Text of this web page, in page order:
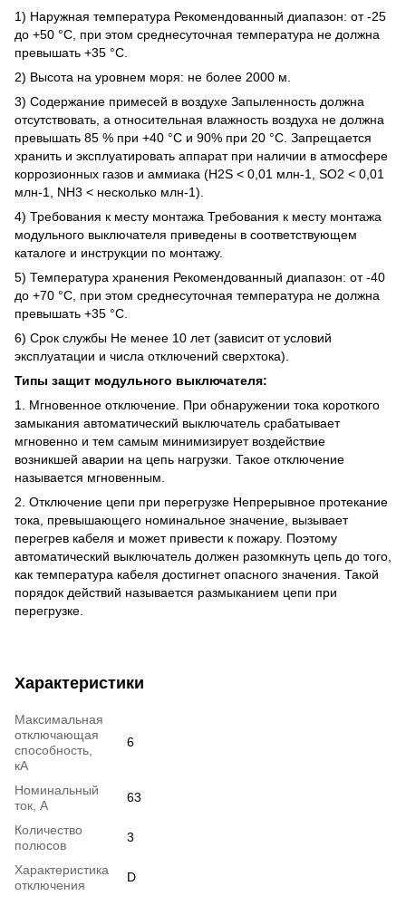
1) Наружная температура Рекомендованный диапазон: от -25
до +50 °C, при этом среднесуточная температура не должна
превышать +35 °C.
2) Высота на уровнем моря: не более 2000 м.
3) Содержание примесей в воздухе Запыленность должна
отсутствовать, а относительная влажность воздуха не должна
превышать 85 % при +40 °C и 90% при 20 °C. Запрещается
хранить и эксплуатировать аппарат при наличии в атмосфере
коррозионных газов и аммиака (H2S < 0,01 млн-1, SO2 < 0,01
млн-1, NH3 < несколько млн-1).
4) Требования к месту монтажа Требования к месту монтажа
модульного выключателя приведены в соответствующем
каталоге и инструкции по монтажу.
5) Температура хранения Рекомендованный диапазон: от -40
до +70 °C, при этом среднесуточная температура не должна
превышать +35 °C.
6) Срок службы Не менее 10 лет (зависит от условий
эксплуатации и числа отключений сверхтока).
Типы защит модульного выключателя:
1. Мгновенное отключение. При обнаружении тока короткого
замыкания автоматический выключатель срабатывает
мгновенно и тем самым минимизирует воздействие
возникшей аварии на цепь нагрузки. Такое отключение
называется мгновенным.
2. Отключение цепи при перегрузке Непрерывное протекание
тока, превышающего номинальное значение, вызывает
перегрев кабеля и может привести к пожару. Поэтому
автоматический выключатель должен разомкнуть цепь до того,
как температура кабеля достигнет опасного значения. Такой
порядок действий называется размыканием цепи при
перегрузке.
Характеристики
Максимальная
отключающая
способность,
кА
6
Номинальный
ток, А
63
Количество
полюсов
3
Характеристика
отключения
D